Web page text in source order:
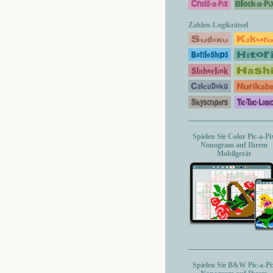
Zahlen-Logikrätsel
Spielen Sie Color Pic-a-
Nonogram auf Ihrem
Mobilgerät
Spielen Sie B&W Pic-a-